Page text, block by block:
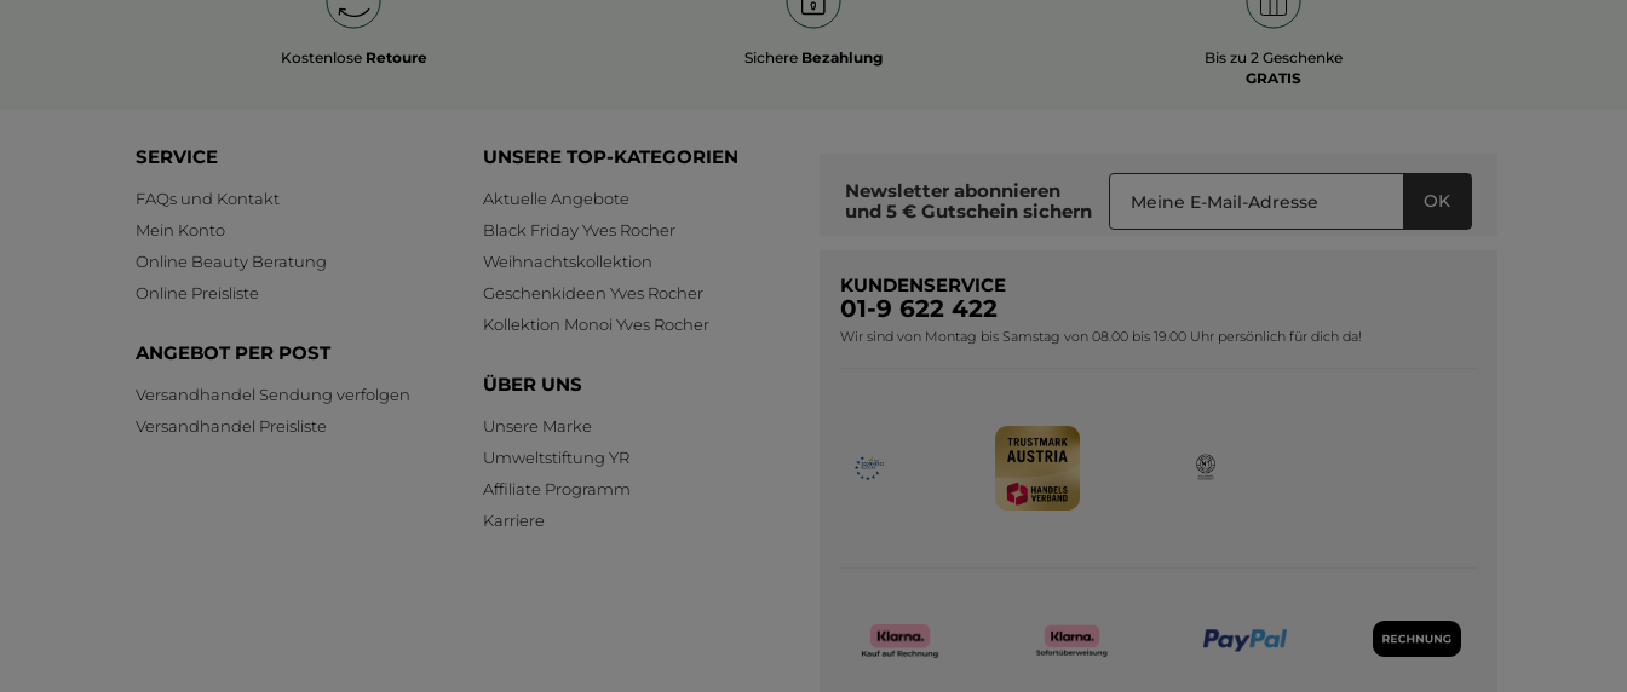
Kostenlose Retoure Sichere Bezahlung
Bis zu 2 Geschenke
GRATIS
SERVICE
FAQs und Kontakt
Mein Konto
Online Beauty Beratung
Online Preisliste
ANGEBOT PER POST
Versandhandel Sendung verfolgen
Versandhandel Preisliste
UNSERE TOP-KATEGORIEN
Aktuelle Angebote
Black Friday Yves Rocher
Weihnachtskollektion
Geschenkideen Yves Rocher
Kollektion Monoi Yves Rocher
ÜBER UNS
Unsere Marke
Umweltstiftung YR
Affiliate Programm
Karriere
Newsletter abonnieren
und 5 € Gutschein sichern OK
KUNDENSERVICE
01-9 622 422
Wir sind von Montag bis Samstag von 08.00 bis 19.00 Uhr persönlich für dich da!